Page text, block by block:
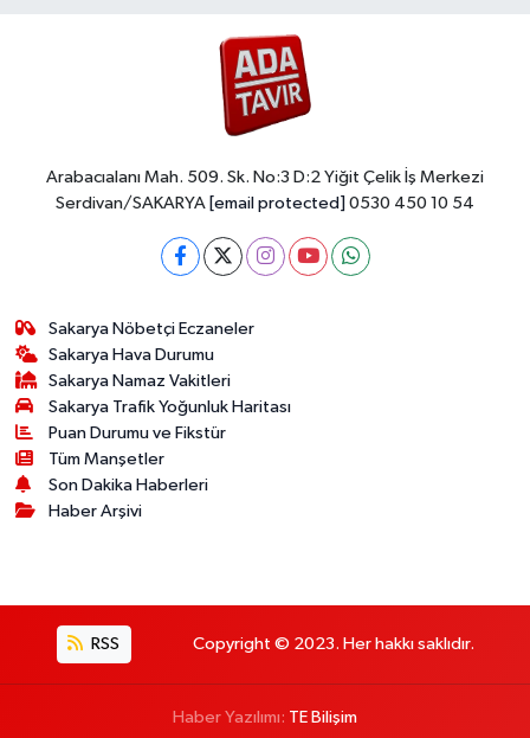
Karaman Mahallesi, Cahit Kıraç Caddesi No:31 16 Adapazarı Sakarya
Yol Tarifi Al
Arabacıalanı Mah. 509. Sk. No:3 D:2 Yiğit Çelik İş Merkezi
Serdivan/SAKARYA [email protected] 0530 450 10 54
Sakarya Nöbetçi Eczaneler
Sakarya Hava Durumu
Sakarya Namaz Vakitleri
Sakarya Trafik Yoğunluk Haritası
Puan Durumu ve Fikstür
Tüm Manşetler
Son Dakika Haberleri
Haber Arşivi
RSS Copyright © 2023. Her hakkı saklıdır.
Haber Yazılımı: TE Bilişim